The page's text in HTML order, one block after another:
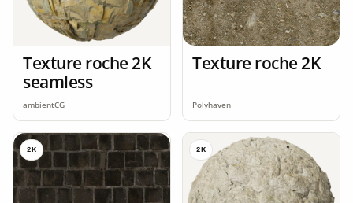
Texture roche 2K
seamless
ambientCG
Texture roche 2K
Polyhaven
2K 2K